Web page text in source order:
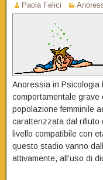
Paola Felici
Anoressia in Psicologia
comportamentale
popolazione femminile
caratterizzata dal rifiuto
livello compatibile con
questo stadio vanno
attivamente, all’uso di